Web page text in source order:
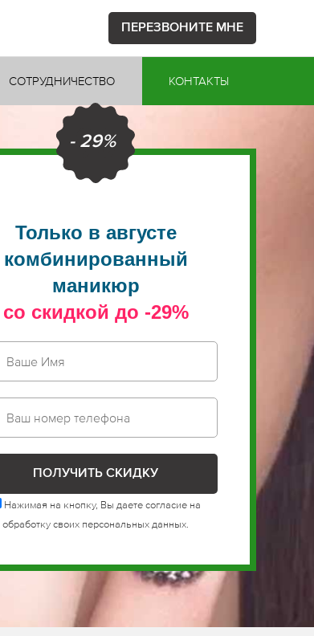
ПЕРЕЗВОНИТЕ МНЕ
СОТРУДНИЧЕСТВО КОНТАКТЫ
- 29%
Только в августе
комбинированный
маникюр
со скидкой до -29%
Нажимая на кнопку, Вы даете согласие на
обработку своих персональных данных.